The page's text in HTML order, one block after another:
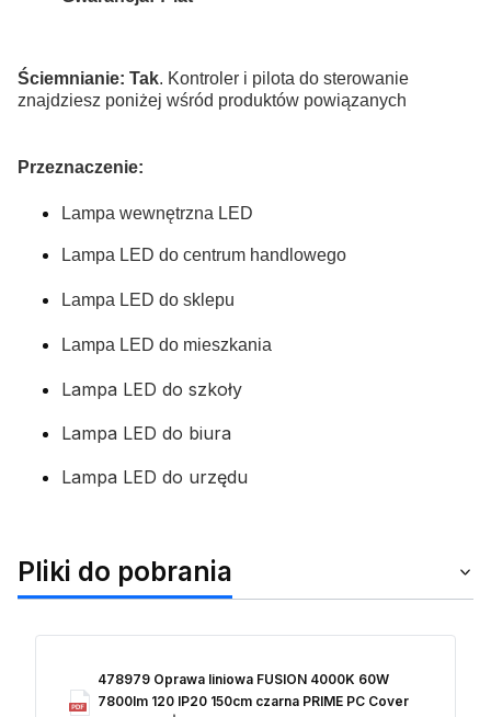
Ściemnianie: Tak. Kontroler i pilota do sterowanie
znajdziesz poniżej wśród produktów powiązanych
Przeznaczenie:
Lampa wewnętrzna LED
Lampa LED do centrum handlowego
Lampa LED do sklepu
Lampa LED do mieszkania
Lampa LED do szkoły
Lampa LED do biura
Lampa LED do urzędu
Pliki do pobrania
478979 Oprawa liniowa FUSION 4000K 60W
7800lm 120 IP20 150cm czarna PRIME PC Cover